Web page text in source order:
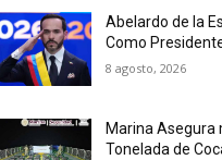
Abelardo de la
Como
8 agosto, 2026
Marina Asegura
Tonelada de